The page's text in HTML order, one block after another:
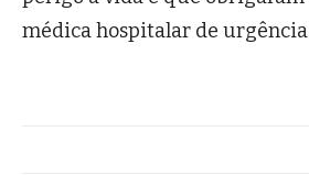
médica hospitalar de